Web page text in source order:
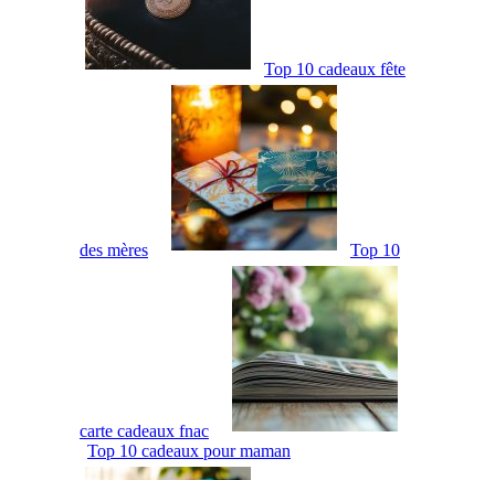
Top 10 cadeaux fête
des mères Top 10
carte cadeaux fnac
Top 10 cadeaux pour maman